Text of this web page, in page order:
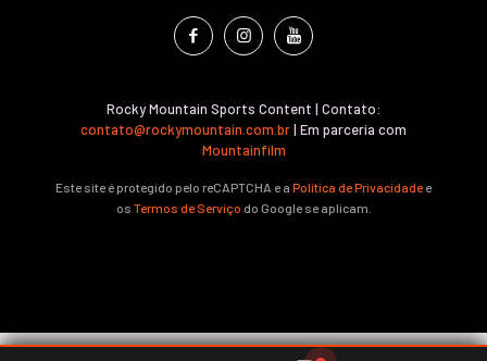
Rocky Mountain Sports Content | Contato:
contato@rockymountain.com.br| Em parceria com
Mountainfilm
Este site é protegido pelo reCAPTCHA e a Política de Privacidadee
os Termos de Serviço do Google se aplicam.